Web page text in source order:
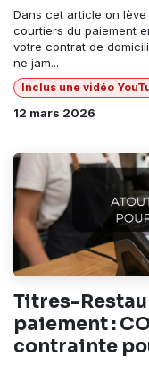
Dans cet article on
courtiers du paiement
votre contrat de
ne jam...
Inclus une vidéo
12 mars 2026
Titres-
paiement :
contrainte